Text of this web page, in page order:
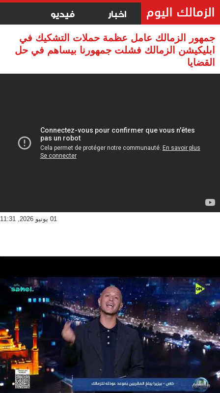
اخبار فيديو
جمهور الزمالك عامل عظمة حملات التشكيك في
ابليكيشن الزمالك فشلت جمهورنا بيساهم في حل
القضايا
01 يونيو 2026, 11:31